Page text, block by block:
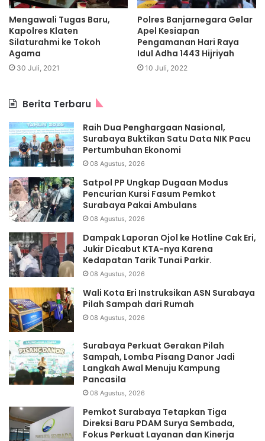
Mengawali Tugas Baru,
Kapolres Klaten
Silaturahmi ke Tokoh
Agama
30 Juli, 2021
Polres Banjarnegara Gelar
Apel Kesiapan
Pengamanan Hari Raya
Idul Adha 1443 Hijriyah
10 Juli, 2022
Berita Terbaru
Raih Dua Penghargaan Nasional,
Surabaya Buktikan Satu Data NIK Pacu
Pertumbuhan Ekonomi
08 Agustus, 2026
Satpol PP Ungkap Dugaan Modus
Pencurian Kursi Fasum Pemkot
Surabaya Pakai Ambulans
08 Agustus, 2026
Dampak Laporan Ojol ke Hotline Cak Eri,
Jukir Dicabut KTA-nya Karena
Kedapatan Tarik Tunai Parkir.
08 Agustus, 2026
Wali Kota Eri Instruksikan ASN Surabaya
Pilah Sampah dari Rumah
08 Agustus, 2026
Surabaya Perkuat Gerakan Pilah
Sampah, Lomba Pisang Danor Jadi
Langkah Awal Menuju Kampung
Pancasila
08 Agustus, 2026
Pemkot Surabaya Tetapkan Tiga
Direksi Baru PDAM Surya Sembada,
Fokus Perkuat Layanan dan Kinerja